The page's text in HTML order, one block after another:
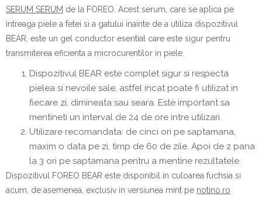
SERUM SERUM de la FOREO. Acest serum, care se aplica pe
intreaga piele a fetei si a gatului inainte de a utiliza dispozitivul
BEAR, este un gel conductor esential care este sigur pentru
transmiterea eficienta a microcurentilor in piele.
Dispozitivul BEAR este complet sigur si respecta
pielea si nevoile sale, astfel incat poate fi utilizat in
fiecare zi, dimineata sau seara. Este important sa
mentineti un interval de 24 de ore intre utilizari.
Utilizare recomandata: de cinci ori pe saptamana,
maxim o data pe zi, timp de 60 de zile. Apoi de 2 pana
la 3 ori pe saptamana pentru a mentine rezultatele.
Dispozitivul FOREO BEAR este disponibil in culoarea fuchsia si
acum, de asemenea, exclusiv in versiunea mint pe notino.ro